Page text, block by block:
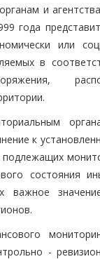
и
года
или
в
к
подлежащих
состояния
важное
-